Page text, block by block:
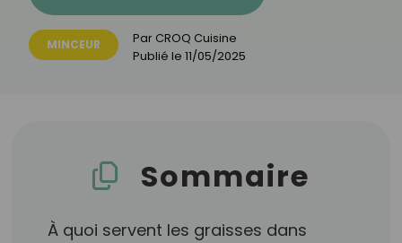
MINCEUR Par CROQ Cuisine
Publié le 11/05/2025
Sommaire
À quoi servent les graisses dans